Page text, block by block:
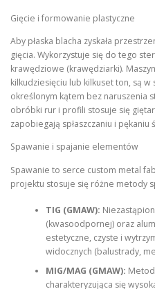
Gięcie i formowanie plastyczne
Aby płaska blacha zyskała
gięcia. Wykorzystuje się do tego
krawędziowe (krawędziarki).
kilkudziesięciu lub kilkuset ton, są
określonym kątem bez naruszenia
obróbki rur i profili stosuje się
zapobiegają spłaszczaniu i pękaniu
Spawanie i spajanie elementów
Spawanie to serce custom metal
projektu stosuje się różne metody
TIG (GMAW):
(kwasoodpornej) oraz
estetyczne, czyste i
widocznych (balustrady,
MIG/MAG (GMAW):
charakteryzująca się